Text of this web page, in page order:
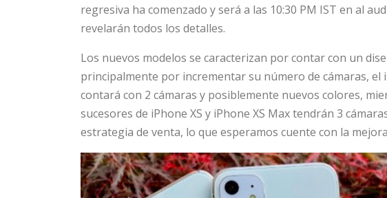
regresiva ha comenzado y será a las 10:30 PM IST en al
revelarán todos los detalles.
Los nuevos modelos se caracterizan por contar con un
principalmente por incrementar su número de cámaras, el
contará con 2 cámaras y posiblemente nuevos colores,
sucesores de iPhone XS y iPhone XS Max tendrán 3
estrategia de venta, lo que esperamos cuente con la